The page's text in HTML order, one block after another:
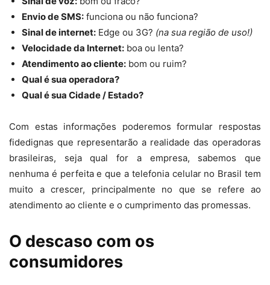
Envio de SMS: funciona ou não funciona?
Sinal de internet: Edge ou 3G? (na sua região de uso!)
Velocidade da Internet: boa ou lenta?
Atendimento ao cliente: bom ou ruim?
Qual é sua operadora?
Qual é sua Cidade / Estado?
Com estas informações poderemos formular respostas
fidedignas que representarão a realidade das operadoras
brasileiras, seja qual for a empresa, sabemos que
nenhuma é perfeita e que a telefonia celular no Brasil tem
muito a crescer, principalmente no que se refere ao
atendimento ao cliente e o cumprimento das promessas.
O descaso com os
consumidores